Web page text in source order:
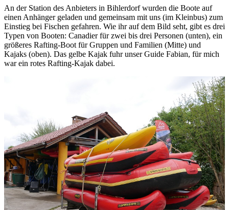
An der Station des Anbieters in Bihlerdorf wurden die Boote auf
einen Anhänger geladen und gemeinsam mit uns (im Kleinbus) zum
Einstieg bei Fischen gefahren. Wie ihr auf dem Bild seht, gibt es drei
Typen von Booten: Canadier für zwei bis drei Personen (unten), ein
größeres Rafting-Boot für Gruppen und Familien (Mitte) und
Kajaks (oben). Das gelbe Kajak fuhr unser Guide Fabian, für mich
war ein rotes Rafting-Kajak dabei.